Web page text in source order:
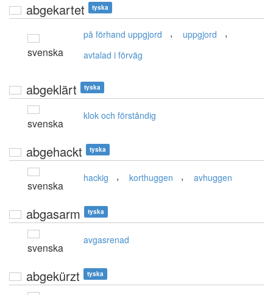
abgekartet tyska
svenska
på förhand uppgjord , uppgjord ,
avtalad i förväg
abgeklärt tyska
svenska
klok och förståndig
abgehackt tyska
svenska
hackig , korthuggen , avhuggen
abgasarm tyska
svenska
avgasrenad
abgekürzt tyska